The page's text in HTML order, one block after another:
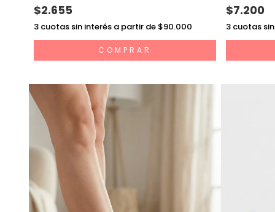
$2.655
3 cuotas sin interés a partir de $90.000
COMPRAR
$7.200
3 cuotas